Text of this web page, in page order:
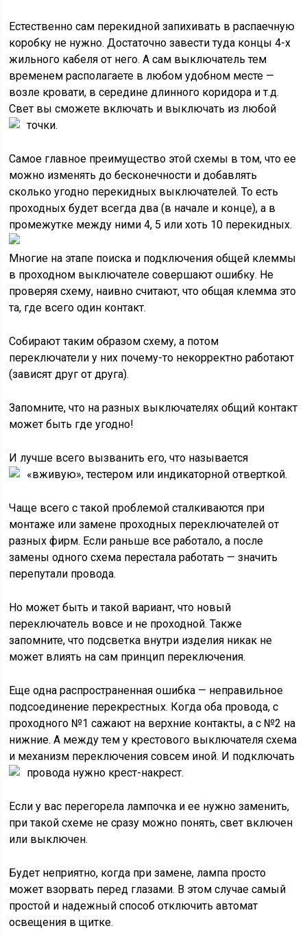
Естественно сам перекидной запихивать в распаечную
коробку не нужно. Достаточно завести туда концы 4-х
жильного кабеля от него. А сам выключатель тем
временем располагаете в любом удобном месте —
возле кровати, в середине длинного коридора и т.д.
Свет вы сможете включать и выключать из любой
точки.
Самое главное преимущество этой схемы в том, что ее
можно изменять до бесконечности и добавлять
сколько угодно перекидных выключателей. То есть
проходных будет всегда два (в начале и конце), а в
промежутке между ними 4, 5 или хоть 10 перекидных.
Многие на этапе поиска и подключения общей клеммы
в проходном выключателе совершают ошибку. Не
проверяя схему, наивно считают, что общая клемма это
та, где всего один контакт.
Собирают таким образом схему, а потом
переключатели у них почему-то некорректно работают
(зависят друг от друга).
Запомните, что на разных выключателях общий контакт
может быть где угодно!
И лучше всего вызванить его, что называется
«вживую», тестером или индикаторной отверткой.
Чаще всего с такой проблемой сталкиваются при
монтаже или замене проходных переключателей от
разных фирм. Если раньше все работало, а после
замены одного схема перестала работать — значить
перепутали провода.
Но может быть и такой вариант, что новый
переключатель вовсе и не проходной. Также
запомните, что подсветка внутри изделия никак не
может влиять на сам принцип переключения.
Еще одна распространенная ошибка — неправильное
подсоединение перекрестных. Когда оба провода, с
проходного №1 сажают на верхние контакты, а с №2 на
нижние. А между тем у крестового выключателя схема
и механизм переключения совсем иной. И подключать
провода нужно крест-накрест.
Если у вас перегорела лампочка и ее нужно заменить,
при такой схеме не сразу можно понять, свет включен
или выключен.
Будет неприятно, когда при замене, лампа просто
может взорвать перед глазами. В этом случае самый
простой и надежный способ отключить автомат
освещения в щитке.